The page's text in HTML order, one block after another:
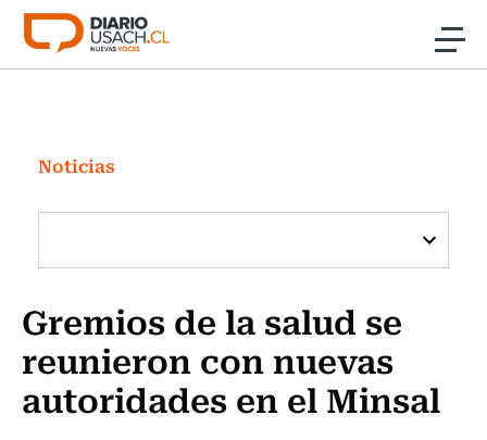
Click acá para ir directamente al contenido
Investigación
Cultura
Programas Radio y TV Usach
Noticias
Gremios de la salud se
reunieron con nuevas
autoridades en el Minsal